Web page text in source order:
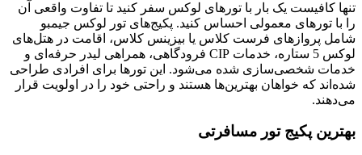
تنها کافیست یک بار با تورهای لوکس سفر کنید تا تفاوت واقعی آن
را با تورهای معمولی احساس کنید. پکیج‌های تور لوکس جیمبو
شامل پروازهای فرست کلاس یا بیزینس کلاس، اقامت در هتل‌های
لوکس 5 ستاره، خدمات CIP فرودگاهی، همراهی لیدر حرفه‌ای و
خدمات شخصی‌سازی شده می‌شود. این تورها برای افرادی طراحی
شده‌اند که خواهان بهترین‌ها هستند و راحتی خود را در اولویت قرار
می‌دهند.
بهترین پکیج تور مسافرتی